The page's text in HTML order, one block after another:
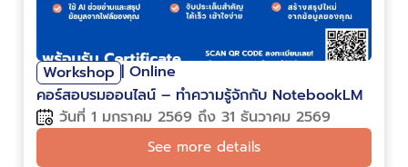
Workshop | Online
คอร์สอบรมออนไลน์ – ทำความรู้จักกับ NotebookLM
วันที่ 1 มกราคม 2569 ถึง 31 ธันวาคม 2569
See more details